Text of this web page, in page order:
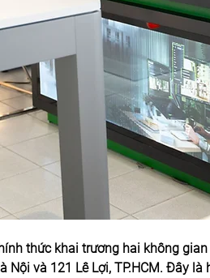
thức khai trương hai không
Nội và 121 Lê Lợi, TP.HCM. Đây